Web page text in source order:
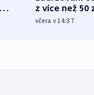
z více než 50
Bojovali na
včera v 14:37